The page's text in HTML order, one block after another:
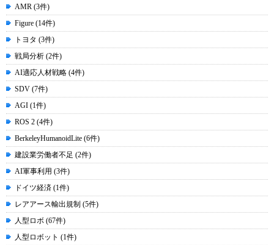
AMR (3件)
Figure (14件)
トヨタ (3件)
戦局分析 (2件)
AI適応人材戦略 (4件)
SDV (7件)
AGI (1件)
ROS 2 (4件)
BerkeleyHumanoidLite (6件)
建設業労働者不足 (2件)
AI軍事利用 (3件)
ドイツ経済 (1件)
レアアース輸出規制 (5件)
人型ロボ (67件)
人型ロボット (1件)